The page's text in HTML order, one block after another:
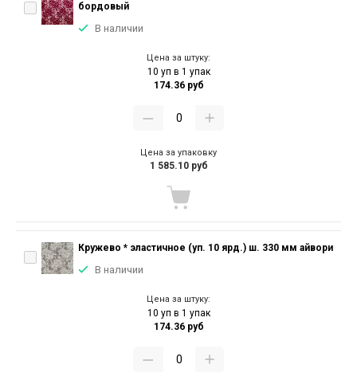
бордовый
В наличии
Цена за штуку:
10 уп в 1 упак
174.36 руб
Цена за упаковку
1 585.10 руб
Кружево * эластичное (уп. 10 ярд.) ш. 330 мм айвори
В наличии
Цена за штуку:
10 уп в 1 упак
174.36 руб